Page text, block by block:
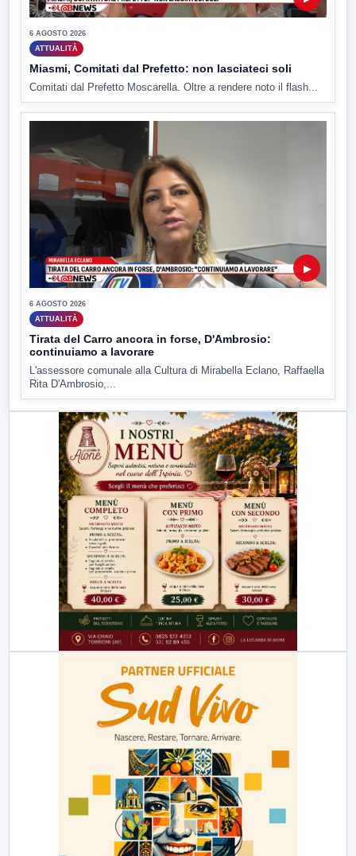
6 AGOSTO 2026
ATTUALITÀ
Miasmi, Comitati dal Prefetto: non lasciateci soli
Comitati dal Prefetto Moscarella. Oltre a rendere noto il flash...
▶
6 AGOSTO 2026
ATTUALITÀ
Tirata del Carro ancora in forse, D'Ambrosio:
continuiamo a lavorare
L'assessore comunale alla Cultura di Mirabella Eclano, Raffaella
Rita D'Ambrosio,...